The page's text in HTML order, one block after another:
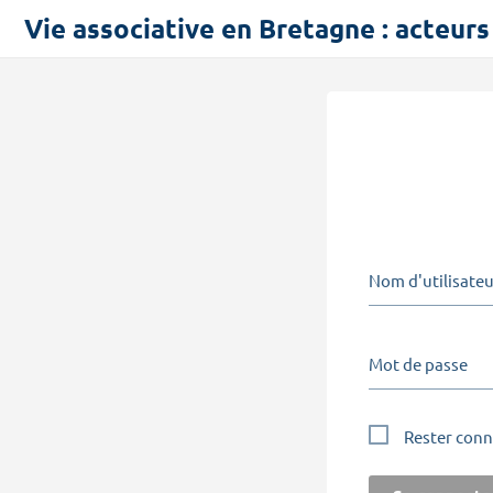
Vie associative en Bretagne :
Nom
Mot de passe
Rester